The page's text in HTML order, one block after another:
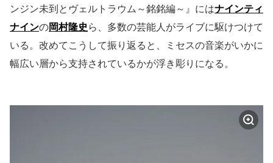
ンジン未到とヴェルトラウム～銘銘編～』にはナインティ
ナインの岡村隆史ら、多数の芸能人がライブに駆けつけて
いる。改めてこうして振り返ると、ミセスの音楽がいかに
幅広い層から支持されているかが浮き彫りになる。